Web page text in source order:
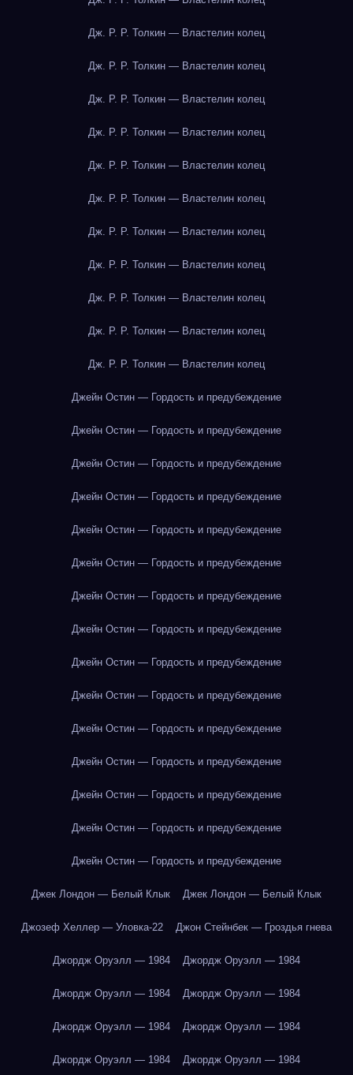
Дж. Р. Р. Толкин — Властелин колец
Дж. Р. Р. Толкин — Властелин колец
Дж. Р. Р. Толкин — Властелин колец
Дж. Р. Р. Толкин — Властелин колец
Дж. Р. Р. Толкин — Властелин колец
Дж. Р. Р. Толкин — Властелин колец
Дж. Р. Р. Толкин — Властелин колец
Дж. Р. Р. Толкин — Властелин колец
Дж. Р. Р. Толкин — Властелин колец
Дж. Р. Р. Толкин — Властелин колец
Дж. Р. Р. Толкин — Властелин колец
Джейн Остин — Гордость и предубеждение
Джейн Остин — Гордость и предубеждение
Джейн Остин — Гордость и предубеждение
Джейн Остин — Гордость и предубеждение
Джейн Остин — Гордость и предубеждение
Джейн Остин — Гордость и предубеждение
Джейн Остин — Гордость и предубеждение
Джейн Остин — Гордость и предубеждение
Джейн Остин — Гордость и предубеждение
Джейн Остин — Гордость и предубеждение
Джейн Остин — Гордость и предубеждение
Джейн Остин — Гордость и предубеждение
Джейн Остин — Гордость и предубеждение
Джейн Остин — Гордость и предубеждение
Джейн Остин — Гордость и предубеждение
Джек Лондон — Белый Клык Джек Лондон — Белый Клык
Джозеф Хеллер — Уловка-22 Джон Стейнбек — Гроздья гнева
Джордж Оруэлл — 1984 Джордж Оруэлл — 1984
Джордж Оруэлл — 1984 Джордж Оруэлл — 1984
Джордж Оруэлл — 1984 Джордж Оруэлл — 1984
Джордж Оруэлл — 1984 Джордж Оруэлл — 1984